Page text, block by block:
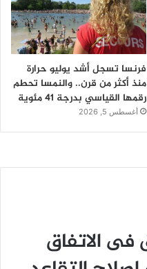
فرنسا تسجل أشد يوليو حرارة
منذ أكثر من قرن.. والنمسا تحطم
رقمها القياسي بدرجة 41 مئوية
أغسطس 5, 2026